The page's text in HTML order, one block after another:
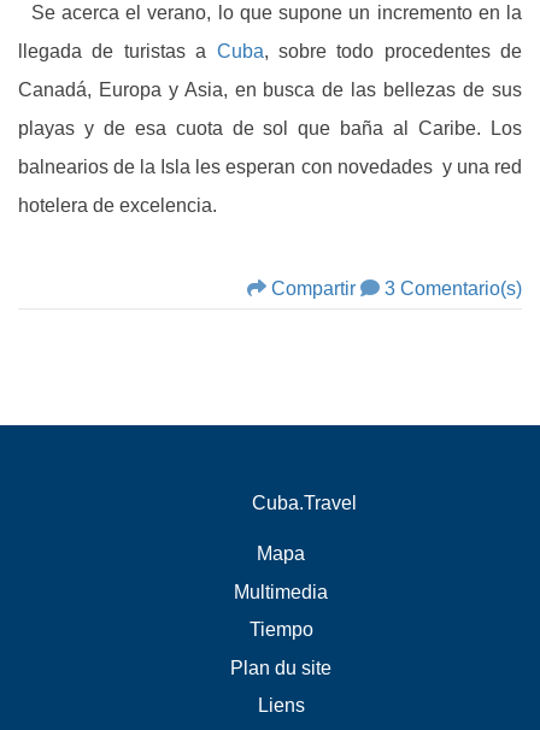
Se acerca el verano, lo que supone un incremento en la
llegada de turistas a Cuba, sobre todo procedentes de
Canadá, Europa y Asia, en busca de las bellezas de sus
playas y de esa cuota de sol que baña al Caribe. Los
balnearios de la Isla les esperan con novedades y una red
hotelera de excelencia.
Compartir 3 Comentario(s)
Cuba.Travel
Mapa
Multimedia
Tiempo
Plan du site
Liens